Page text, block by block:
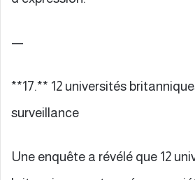
—
**17.** 12 universités
surveillance
Une enquête a révélé que 12